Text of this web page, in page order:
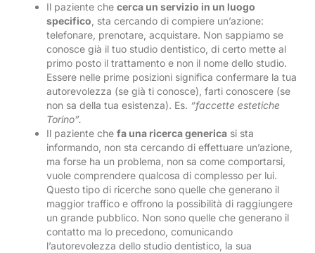
Il paziente che cerca un servizio in un luogo
specifico , sta cercando di compiere un’azione:
telefonare, prenotare, acquistare. Non sappiamo se
conosce già il tuo studio dentistico, di certo mette al
primo posto il trattamento e non il nome dello studio.
Essere nelle prime posizioni significa confermare la tua
autorevolezza (se già ti conosce), farti conoscere (se
non sa della tua esistenza). Es. “faccette estetiche
Torino”.
Il paziente che fa una ricerca generica si sta
informando, non sta cercando di effettuare un’azione,
ma forse ha un problema, non sa come comportarsi,
vuole comprendere qualcosa di complesso per lui.
Questo tipo di ricerche sono quelle che generano il
maggior traffico e offrono la possibilità di raggiungere
un grande pubblico. Non sono quelle che generano il
contatto ma lo precedono, comunicando
l’autorevolezza dello studio dentistico, la sua